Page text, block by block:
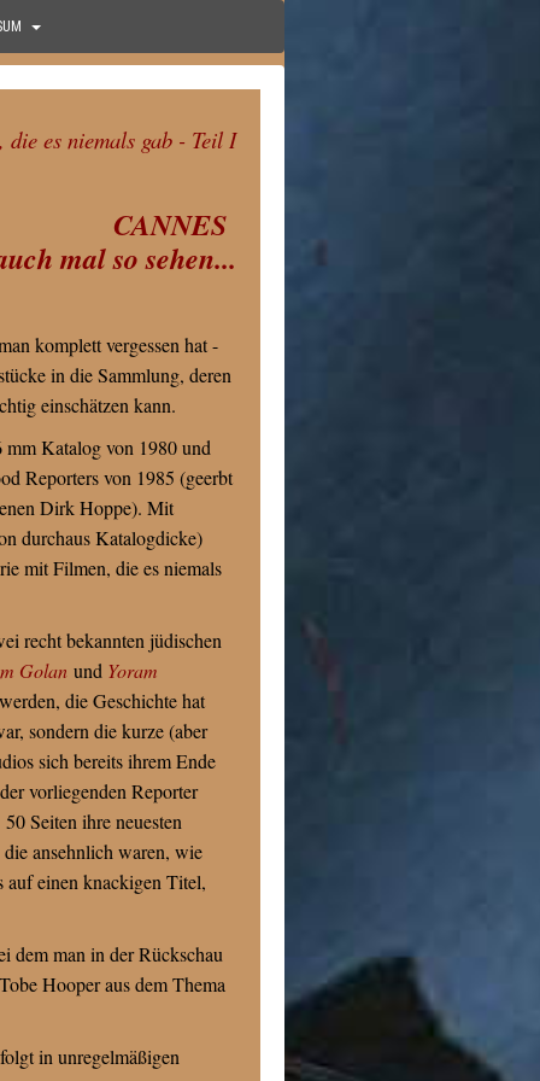
die es niemals gab - Teil I
CANNES
mal so sehen...
komplett vergessen hat -
in die Sammlung, deren
einschätzen kann.
Katalog von 1980 und
Reporters von 1985 (geerbt
Dirk Hoppe). Mit
durchaus Katalogdicke)
mit Filmen, die es niemals
recht bekannten jüdischen
Golan und Yoram
die Geschichte hat
sondern die kurze (aber
sich bereits ihrem Ende
vorliegenden Reporter
Seiten ihre neuesten
ansehnlich waren, wie
einen knackigen Titel,
dem man in der Rückschau
Hooper aus dem Thema
in unregelmäßigen